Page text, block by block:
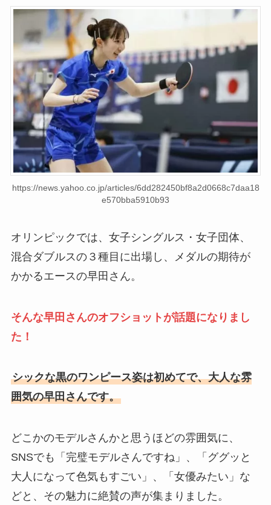
https://news.yahoo.co.jp/articles/6dd282450bf8a2d0668c7daa18
e570bba5910b93
オリンピックでは、女子シングルス・女子団体、
混合ダブルスの３種目に出場し、メダルの期待が
かかるエースの早田さん。
そんな早田さんのオフショットが話題になりまし
た！
シックな黒のワンピース姿は初めてで、大人な雰
囲気の早田さんです。
どこかのモデルさんかと思うほどの雰囲気に、
SNSでも「完璧モデルさんですね」、「ググッと
大人になって色気もすごい」、「女優みたい」な
どと、その魅力に絶賛の声が集まりました。